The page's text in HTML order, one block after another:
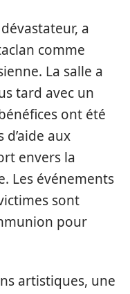
a
comme
La salle a
tard avec un
ont été
d’aide aux
envers la
Les événements
sont
pour
artistiques, une